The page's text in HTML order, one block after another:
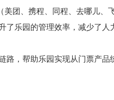
团、携程、同程、去哪儿
乐园的管理效率，减少了人
，帮助乐园实现从门票产